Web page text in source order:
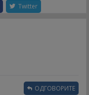
Twitter
ОДГОВОРИТЕ